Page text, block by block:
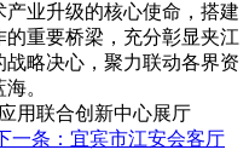
业升级的核心使命，搭建
重要桥梁，充分彰显夹江
略决心，聚力联动各界资
。
一条：宜宾市江安会客厅